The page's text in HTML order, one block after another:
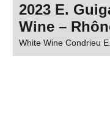
2023 E.
Wine –
White Wine Condrieu